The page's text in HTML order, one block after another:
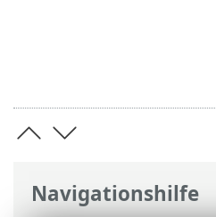
Navigationshilfe